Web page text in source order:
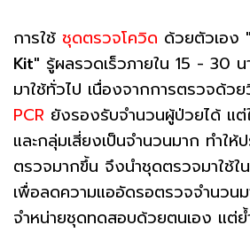
การใช้ ชุดตรวจโควิด ด้วยตัวเอง
Kit" รู้ผลรวดเร็วภายใน 15 - 30
มาใช้ทั่วไป เนื่องจากการตรวจด้ว
PCR ยังรองรับจำนวนผู้ป่วยได้ แ
และกลุ่มเสี่ยงเป็นจำนวนมาก ทำให้
ตรวจมากขึ้น จึงนำชุดตรวจมาใช้ใ
เพื่อลดความแออัดรอตรวจจำนวนม
จำหน่ายชุดทดสอบด้วยตนเอง แต่ย้